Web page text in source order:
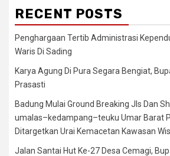
RECENT POSTS
Penghargaan Tertib Administrasi
Waris Di Sading
Karya Agung Di Pura Segara Bengiat,
Prasasti
Badung Mulai Ground Breaking Jls Dan
umalas–kedampang–teuku Umar Barat
Ditargetkan Urai Kemacetan Kawasan
Jalan Santai Hut Ke-27 Desa Cemagi,